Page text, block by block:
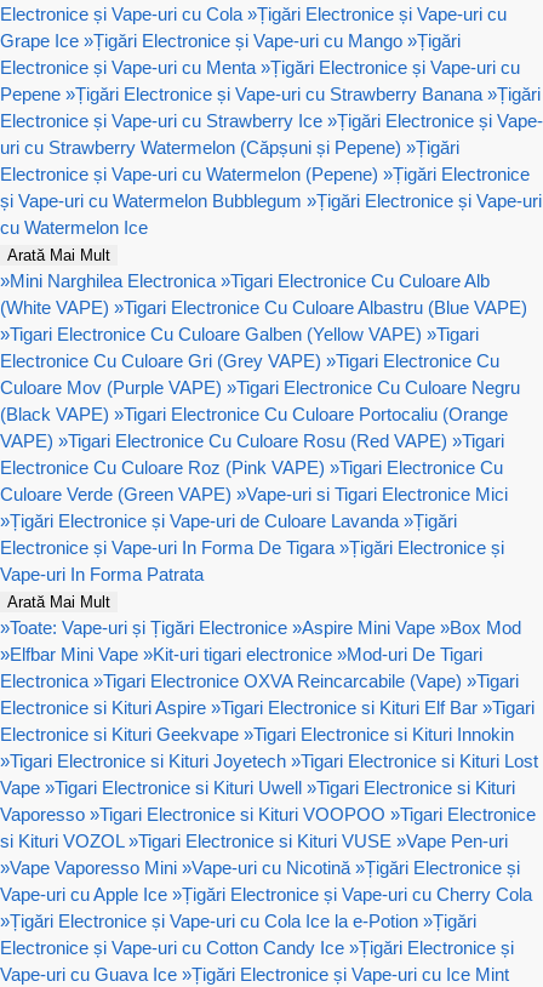
Electronice și Vape-uri cu Cola »Țigări Electronice și Vape-uri cu
Grape Ice »Țigări Electronice și Vape-uri cu Mango »Țigări
Electronice și Vape-uri cu Menta »Țigări Electronice și Vape-uri cu
Pepene »Țigări Electronice și Vape-uri cu Strawberry Banana »Țigări
Electronice și Vape-uri cu Strawberry Ice »Țigări Electronice și Vape-
uri cu Strawberry Watermelon (Căpșuni și Pepene) »Țigări
Electronice și Vape-uri cu Watermelon (Pepene) »Țigări Electronice
și Vape-uri cu Watermelon Bubblegum »Țigări Electronice și Vape-uri
cu Watermelon Ice
Arată Mai Mult
»Mini Narghilea Electronica »Tigari Electronice Cu Culoare Alb
(White VAPE) »Tigari Electronice Cu Culoare Albastru (Blue VAPE)
»Tigari Electronice Cu Culoare Galben (Yellow VAPE) »Tigari
Electronice Cu Culoare Gri (Grey VAPE) »Tigari Electronice Cu
Culoare Mov (Purple VAPE) »Tigari Electronice Cu Culoare Negru
(Black VAPE) »Tigari Electronice Cu Culoare Portocaliu (Orange
VAPE) »Tigari Electronice Cu Culoare Rosu (Red VAPE) »Tigari
Electronice Cu Culoare Roz (Pink VAPE) »Tigari Electronice Cu
Culoare Verde (Green VAPE) »Vape-uri si Tigari Electronice Mici
»Țigări Electronice și Vape-uri de Culoare Lavanda »Țigări
Electronice și Vape-uri In Forma De Tigara »Țigări Electronice și
Vape-uri In Forma Patrata
Arată Mai Mult
»Toate: Vape-uri și Țigări Electronice »Aspire Mini Vape »Box Mod
»Elfbar Mini Vape »Kit-uri tigari electronice »Mod-uri De Tigari
Electronica »Tigari Electronice OXVA Reincarcabile (Vape) »Tigari
Electronice si Kituri Aspire »Tigari Electronice si Kituri Elf Bar »Tigari
Electronice si Kituri Geekvape »Tigari Electronice si Kituri Innokin
»Tigari Electronice si Kituri Joyetech »Tigari Electronice si Kituri Lost
Vape »Tigari Electronice si Kituri Uwell »Tigari Electronice si Kituri
Vaporesso »Tigari Electronice si Kituri VOOPOO »Tigari Electronice
si Kituri VOZOL »Tigari Electronice si Kituri VUSE »Vape Pen-uri
»Vape Vaporesso Mini »Vape-uri cu Nicotină »Țigări Electronice și
Vape-uri cu Apple Ice »Țigări Electronice și Vape-uri cu Cherry Cola
»Țigări Electronice și Vape-uri cu Cola Ice la e-Potion »Țigări
Electronice și Vape-uri cu Cotton Candy Ice »Țigări Electronice și
Vape-uri cu Guava Ice »Țigări Electronice și Vape-uri cu Ice Mint